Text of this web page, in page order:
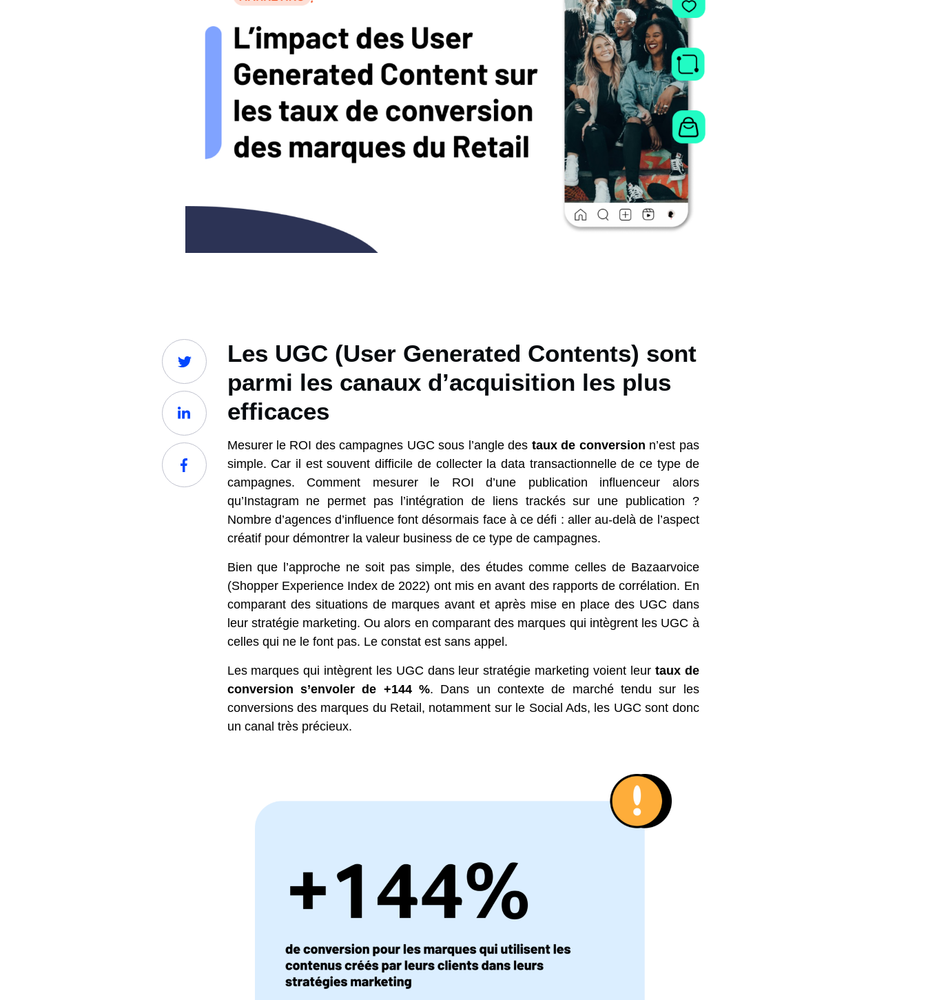
Les UGC (User Generated Contents) sont
parmi les canaux d’acquisition les plus
efficaces
Mesurer le ROI des campagnes UGC sous l’angle des taux de conversion n’est pas
simple. Car il est souvent difficile de collecter la data transactionnelle de ce type de
campagnes. Comment mesurer le ROI d’une publication influenceur alors
qu’Instagram ne permet pas l’intégration de liens trackés sur une publication ?
Nombre d’agences d’influence font désormais face à ce défi : aller au-delà de l’aspect
créatif pour démontrer la valeur business de ce type de campagnes.
Bien que l’approche ne soit pas simple, des études comme celles de Bazaarvoice
(Shopper Experience Index de 2022) ont mis en avant des rapports de corrélation. En
comparant des situations de marques avant et après mise en place des UGC dans
leur stratégie marketing. Ou alors en comparant des marques qui intègrent les UGC à
celles qui ne le font pas. Le constat est sans appel.
Les marques qui intègrent les UGC dans leur stratégie marketing voient leur taux de
conversion s’envoler de +144 %. Dans un contexte de marché tendu sur les
conversions des marques du Retail, notamment sur le Social Ads, les UGC sont donc
un canal très précieux.